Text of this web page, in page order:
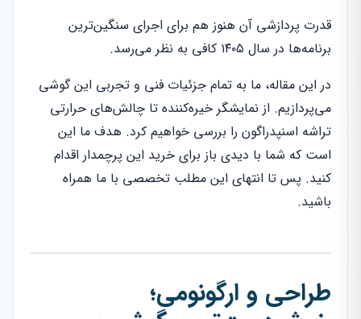
قدرت پردازشی آن هنوز هم برای اجرای سنگین‌ترین
برنامه‌ها در سال ۱۴۰۵ کافی به نظر می‌رسد.
در این مقاله، ما به تمام جزئیات فنی و تجربی این گوشی
می‌پردازیم. از نمایشگر خیره‌کننده تا چالش‌های حرارتی
تراشه اسنپدراگون را بررسی خواهیم کرد. هدف ما این
است که شما با دیدی باز برای خرید این پرچمدار اقدام
کنید. پس تا انتهای این مطلب تخصصی با ما همراه
باشید.
طراحی و ارگونومی؛